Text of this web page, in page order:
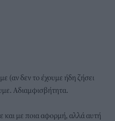
(αν δεν το έχουμε ήδη ζήσει
Αδιαμφισβήτητα.
και με ποια αφορμή, αλλά αυτή